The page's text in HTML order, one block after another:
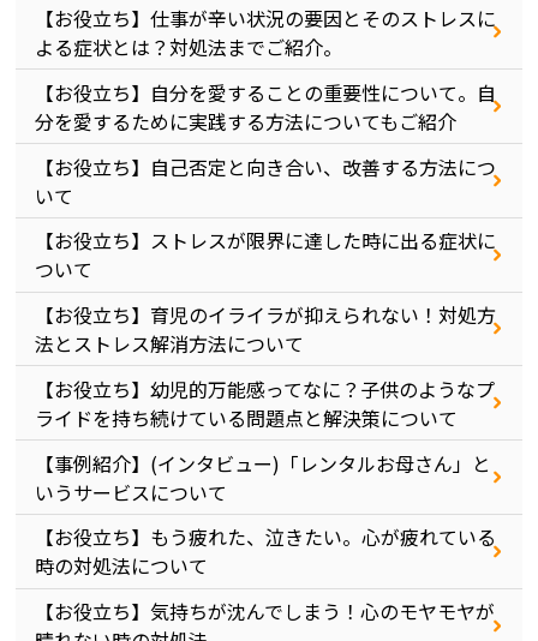
【お役立ち】仕事が辛い状況の要因とそのストレスに
よる症状とは？対処法までご紹介。
【お役立ち】自分を愛することの重要性について。自
分を愛するために実践する方法についてもご紹介
【お役立ち】自己否定と向き合い、改善する方法につ
いて
【お役立ち】ストレスが限界に達した時に出る症状に
ついて
【お役立ち】育児のイライラが抑えられない！対処方
法とストレス解消方法について
【お役立ち】幼児的万能感ってなに？子供のようなプ
ライドを持ち続けている問題点と解決策について
【事例紹介】(インタビュー)「レンタルお母さん」と
いうサービスについて
【お役立ち】もう疲れた、泣きたい。心が疲れている
時の対処法について
【お役立ち】気持ちが沈んでしまう！心のモヤモヤが